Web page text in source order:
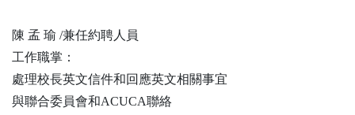
陳 孟 瑜 /兼任約聘人員
工作職掌：
處理校長英文信件和回應英文相關事宜
與聯合委員會和ACUCA聯絡